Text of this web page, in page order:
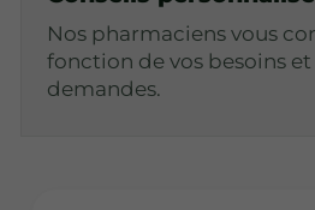
Nos pharmaciens vous
fonction de vos besoins et
demandes.